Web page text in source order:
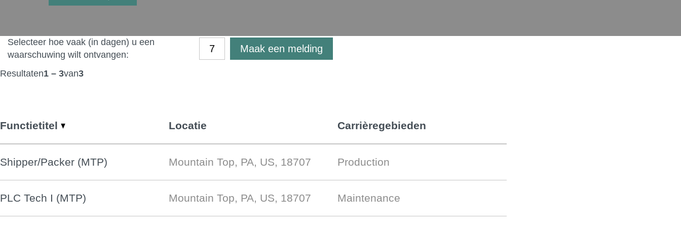
Selecteer hoe vaak (in dagen) u een
waarschuwing wilt ontvangen:
Maak een melding
Resultaten1 – 3van3
Functietitel Locatie Carrièregebieden
Shipper/Packer (MTP) Mountain Top, PA, US, 18707 Production
PLC Tech I (MTP) Mountain Top, PA, US, 18707 Maintenance